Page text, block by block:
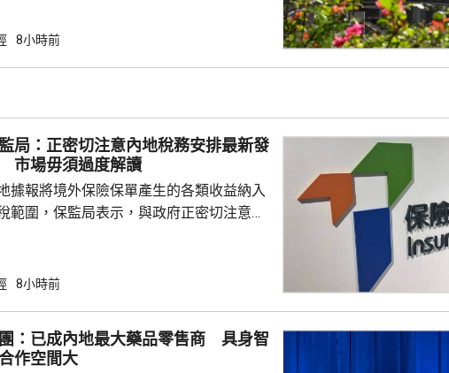
升，MiniMax(00100.HK)升近1成，報
8小時前
局：正密切注意內地稅務安排最新發
市場毋須過度解讀
據報將境外保險保單產生的各類收益納入
範圍，保監局表示，與政府正密切注意內
投資收益必須依法申報及繳稅的要求一直
選擇、環球資產配置、人生規劃、財富傳
專業服務，相信對內地客戶有一定吸引
8小時前
：已成內地最大藥品零售商 具身智
作空間大